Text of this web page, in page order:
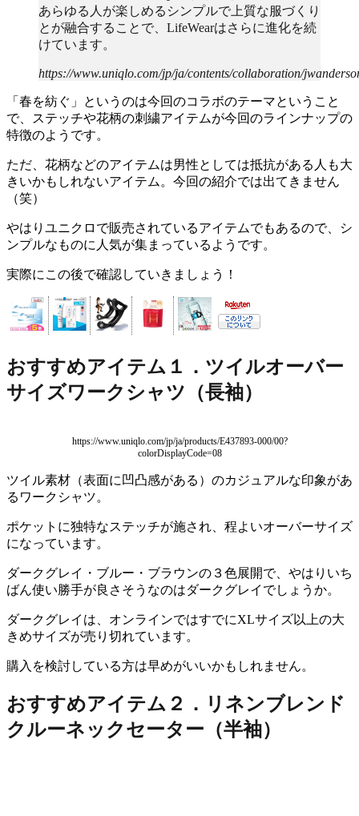
あらゆる人が楽しめるシンプルで上質な服づくり
とが融合することで、LifeWearはさらに進化を続
けています。
https://www.uniqlo.com/jp/ja/contents/collaboration/
「春を紡ぐ」というのは今回のコラボのテーマということ
で、ステッチや花柄の刺繍アイテムが今回のラインナップの
特徴のようです。
ただ、花柄などのアイテムは男性としては抵抗がある人も大
きいかもしれないアイテム。今回の紹介では出てきません
（笑）
やはりユニクロで販売されているアイテムでもあるので、シ
ンプルなものに人気が集まっているようです。
実際にこの後で確認していきましょう！
おすすめアイテム１．ツイルオーバー
サイズワークシャツ（長袖）
https://www.uniqlo.com/jp/ja/products/E437893-000/00?
colorDisplayCode=08
ツイル素材（表面に凹凸感がある）のカジュアルな印象があ
るワークシャツ。
ポケットに独特なステッチが施され、程よいオーバーサイズ
になっています。
ダークグレイ・ブルー・ブラウンの３色展開で、やはりいち
ばん使い勝手が良さそうなのはダークグレイでしょうか。
ダークグレイは、オンラインではすでにXLサイズ以上の大
きめサイズが売り切れています。
購入を検討している方は早めがいいかもしれません。
おすすめアイテム２．リネンブレンド
クルーネックセーター（半袖）